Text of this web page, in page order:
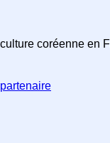
coréenne en